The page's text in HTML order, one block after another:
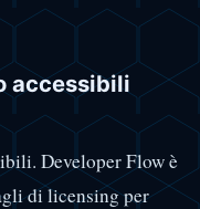
accessibili
Developer Flow è
di licensing per